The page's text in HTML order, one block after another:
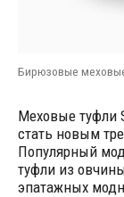
Бирюзовые меховые
Меховые туфли
стать новым
Популярный
туфли из
эпатажных